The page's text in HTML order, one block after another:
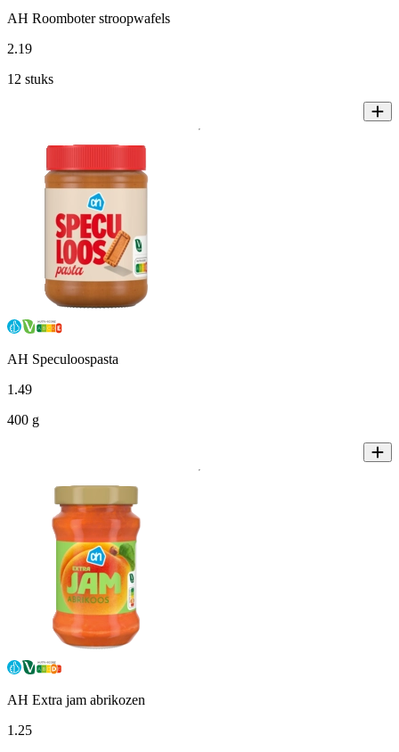
AH Roomboter stroopwafels
2.19
12 stuks
AH Speculoospasta
1 .49
400 g
AH Extra jam abrikozen
1 .25